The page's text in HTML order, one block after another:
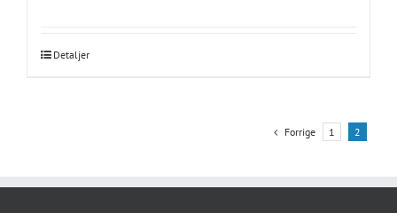
Detaljer
Forrige 1 2